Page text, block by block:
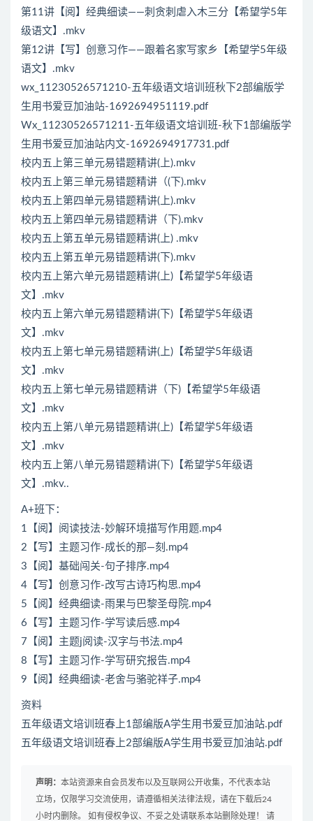
第11讲【阅】经典细读——刺贪刺虐入木三分【希望学5年
级语文】.mkv
第12讲【写】创意习作——跟着名家写家乡【希望学5年级
语文】.mkv
wx_11230526571210-五年级语文培训班秋下2部编版学
生用书爱豆加油站-1692694951119.pdf
Wx_11230526571211-五年级语文培训班-秋下1部编版学
生用书爱豆加油站内文-1692694917731.pdf
校内五上第三单元易错题精讲(上).mkv
校内五上第三单元易错题精讲（(下).mkv
校内五上第四单元易错题精讲(上).mkv
校内五上第四单元易错题精讲（下).mkv
校内五上第五单元易错题精讲(上) .mkv
校内五上第五单元易错题精讲(下).mkv
校内五上第六单元易错题精讲(上)【希望学5年级语
文】.mkv
校内五上第六单元易错题精讲(下)【希望学5年级语
文】.mkv
校内五上第七单元易错题精讲(上)【希望学5年级语
文】.mkv
校内五上第七单元易错题精讲（下)【希望学5年级语
文】.mkv
校内五上第八单元易错题精讲(上)【希望学5年级语
文】.mkv
校内五上第八单元易错题精讲(下)【希望学5年级语
文】.mkv..
A+班下：
1【阅】阅读技法-妙解环境描写作用题.mp4
2【写】主题习作-成长的那—刻.mp4
3【阅】基础闯关-句子排序.mp4
4【写】创意习作-改写古诗巧构思.mp4
5【阅】经典细读-雨果与巴黎圣母院.mp4
6【写】主题习作-学写读后感.mp4
7【阅】主题j阅读-汉字与书法.mp4
8【写】主题习作-学写研究报告.mp4
9【阅】经典细读-老舍与骆驼祥子.mp4
资料
五年级语文培训班春上1部编版A学生用书爱豆加油站.pdf
五年级语文培训班春上2部编版A学生用书爱豆加油站.pdf
声明： 本站资源来自会员发布以及互联网公开收集，不代表本站
立场，仅限学习交流使用，请遵循相关法律法规，请在下载后24
小时内删除。 如有侵权争议、不妥之处请联系本站删除处理！ 请